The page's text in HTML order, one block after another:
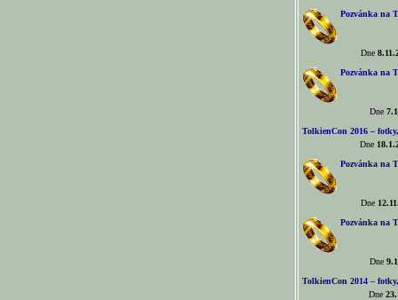
Pozvánka na
Dne
Pozvánka na
Dne
TolkienCon 2016 –
Dne
Pozvánka na
Dne
Pozvánka na
Dne
TolkienCon 2014 –
Dne